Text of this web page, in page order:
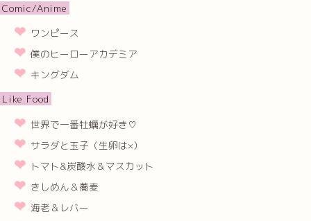
Comic/Anime
ワンピース
僕のヒーローアカデミア
キングダム
Like Food
世界で一番牡蠣が好き♡
サラダと玉子（生卵は×）
トマト&炭酸水＆マスカット
きしめん＆蕎麦
海老＆レバー